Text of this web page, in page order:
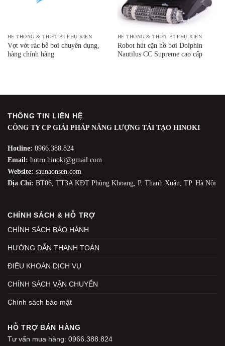
HỆ THỐNG & THIẾT BỊ PHỤ KIỆN
Vợt vớt rác bể bơi chuyên dụng,
hàng chính hãng
HỆ THỐNG & THIẾT BỊ PHỤ KIỆN
Robot hút cặn hồ bơi Dolphin
Nautilus CC Supreme cao cấp
THÔNG TIN LIÊN HỆ
CÔNG TY CP GIẢI PHÁP NĂNG LƯỢNG TÁI TẠO HINOKI
Hotline: 0966.388.824
Email: hotro.hinoki@gmail.com
Website: saunaonsen.com
Địa Chỉ: BT06, TT3A KĐT Phùng Khoang, P. Thanh Xuân, TP. Hà Nội
CHÍNH SÁCH & HỖ TRỢ
CHÍNH SÁCH BẢO HÀNH
HƯỚNG DẪN THANH TOÁN
ĐIỀU KHOẢN DỊCH VỤ
CHÍNH SÁCH VẬN CHUYỂN
Chính sách bảo mật
HỖ TRỢ BÁN HÀNG
Tư vấn mua hàng: 0966.388.824